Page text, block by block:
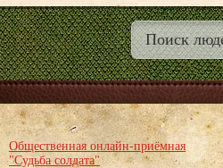
Общественная онлайн-приёмная
"Судьба солдата"